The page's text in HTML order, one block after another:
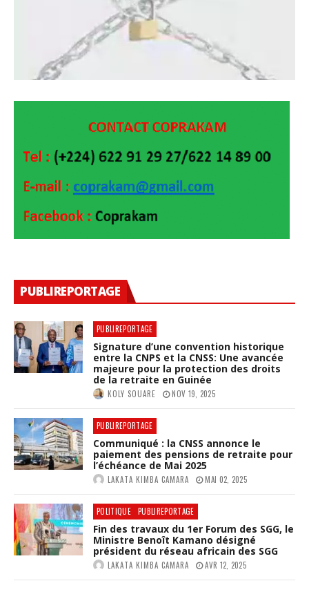
PUBLIREPORTAGE
PUBLIREPORTAGE
Signature d’une convention historique
entre la CNPS et la CNSS: Une avancée
majeure pour la protection des droits
de la retraite en Guinée
KOLY SOUARE NOV 19, 2025
PUBLIREPORTAGE
Communiqué : la CNSS annonce le
paiement des pensions de retraite pour
l’échéance de Mai 2025
LAKATA KIMBA CAMARA MAI 02, 2025
POLITIQUE PUBLIREPORTAGE
Fin des travaux du 1er Forum des SGG, le
Ministre Benoît Kamano désigné
président du réseau africain des SGG
LAKATA KIMBA CAMARA AVR 12, 2025